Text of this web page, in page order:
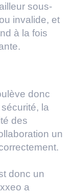
sous-
invalide, et
à la fois
donc
la
des
un
donc un
a